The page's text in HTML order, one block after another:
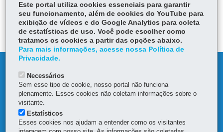
ÓRGÃO RESPONSÁVEL
DEIXE SUA OPINIÃO
MAPA DO SITE
OUVIDORIA
Este portal utiliza cookies essenciais para garantir
seu funcionamento, além de cookies do YouTube para
exibição de vídeos e do Google Analytics para coleta
de estatísticas de uso. Você pode escolher como
tratamos os cookies a partir das opções abaixo.
Para mais informações, acesse nossa Política de
Privacidade.
Necessários
Sem esse tipo de cookie, nosso portal não funciona
plenamente. Esses cookies não coletam informações sobre o
visitante.
Estatísticos
Esses cookies nos ajudam a entender como os visitantes